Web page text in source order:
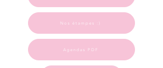
Nos étampes :)
Agendas PDF